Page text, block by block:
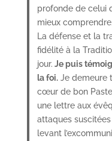
profonde de celui
mieux comprendre.
La défense et la
fidélité à la
jour. Je puis
la foi. Je demeure
cœur de bon
une lettre aux
attaques
levant